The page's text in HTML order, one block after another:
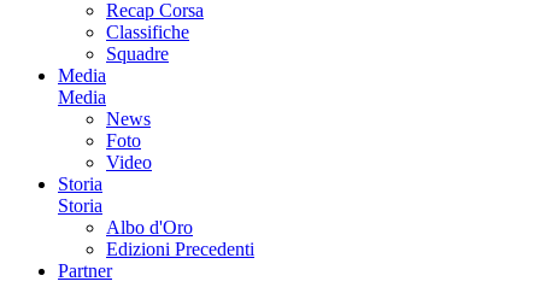
Recap Corsa
Classifiche
Squadre
Media
Media
News
Foto
Video
Storia
Storia
Albo d'Oro
Edizioni Precedenti
Partner